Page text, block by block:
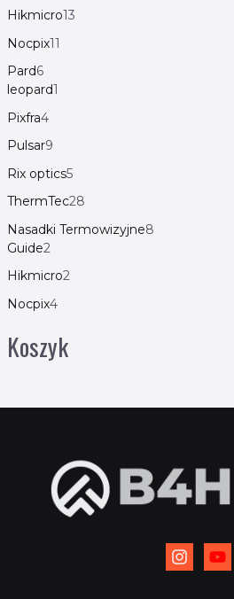
Hikmicro13
Nocpix11
Pard6
leopard1
Pixfra4
Pulsar9
Rix optics5
ThermTec28
Nasadki Termowizyjne8
Guide2
Hikmicro2
Nocpix4
Koszyk